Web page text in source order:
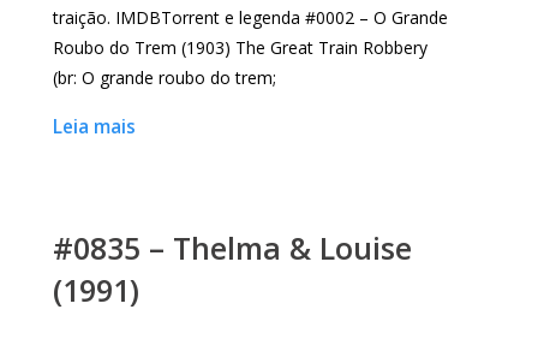
traição. IMDBTorrent e legenda #0002 – O Grande
Roubo do Trem (1903) The Great Train Robbery
(br: O grande roubo do trem;
Leia mais
#0835 – Thelma & Louise
(1991)